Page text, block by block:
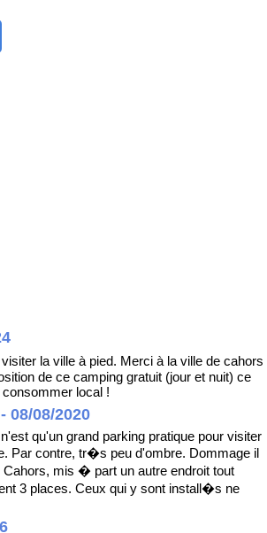
la ville à pied. Merci à la ville de cahors
de ce camping gratuit (jour et nuit) ce
local !
08/08/2020
qu'un grand parking pratique pour visiter
Par contre, tr�s peu d'ombre. Dommage il
mis � part un autre endroit tout
3 places. Ceux qui y sont install�s ne